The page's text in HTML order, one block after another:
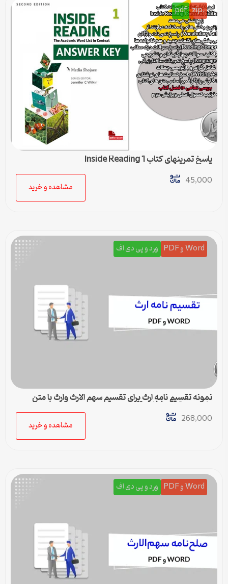
.zip
pdf
پاسخ تمرینهای کتاب Inside Reading 1
45,000
مشاهده و خرید
Word و PDF ورد و پی دی اف
نمونه تقسیم نامه ارث برای تقسیم سهم الارث وارث با متن
کامل و حقوقی | فایل pdf و ورد
268,000
مشاهده و خرید
Word و PDF ورد و پی دی اف